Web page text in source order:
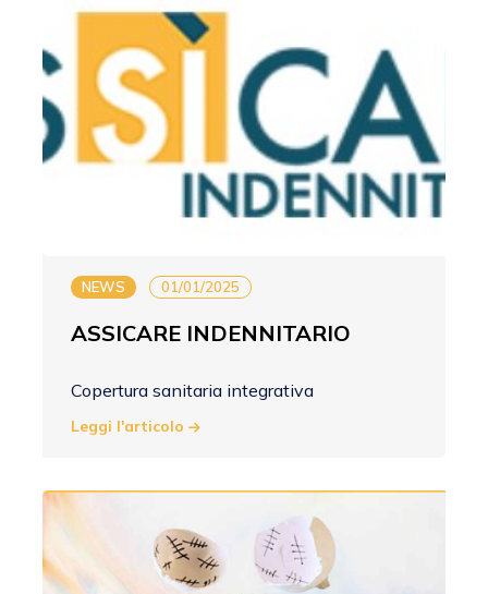
NEWS 01/01/2025
ASSICARE INDENNITARIO
Copertura sanitaria integrativa
Leggi l'articolo